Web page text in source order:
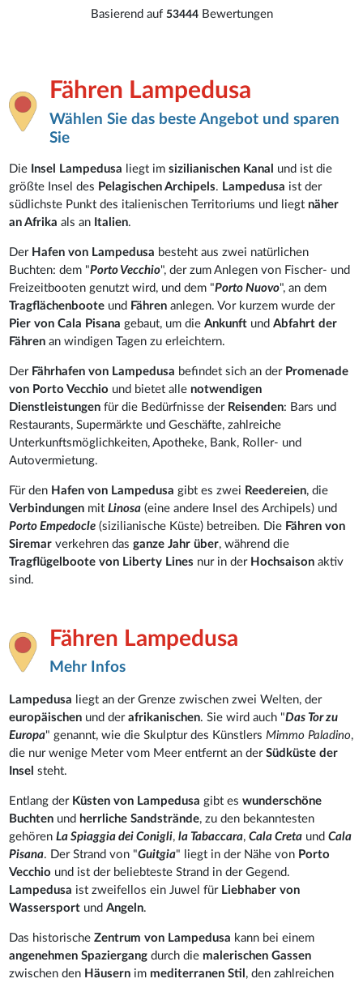
Basierend auf53444 Bewertungen
Fähren Lampedusa
Wählen Sie das beste Angebot und sparen
Sie
Die Insel Lampedusa liegt imsizilianischen Kanal und ist die
größte Insel des Pelagischen Archipels. Lampedusa ist der
südlichste Punkt des italienischen Territoriums und liegt näher
an Afrika als an Italien.
Der Hafen von Lampedusa besteht aus zwei natürlichen
Buchten: dem "Porto Vecchio", der zum Anlegen von Fischer- und
Freizeitbooten genutzt wird, und dem "Porto Nuovo", an dem
Tragflächenboote und Fährenanlegen. Vor kurzem wurde der
Pier von Cala Pisana gebaut, um dieAnkunft undAbfahrt der
Fähren an windigen Tagen zu erleichtern.
Der Fährhafen von Lampedusa befindet sich an der Promenade
von Porto Vecchio und bietet alle notwendigen
Dienstleistungenfür die Bedürfnisse der Reisenden: Bars und
Restaurants, Supermärkte und Geschäfte, zahlreiche
Unterkunftsmöglichkeiten, Apotheke, Bank, Roller- und
Autovermietung.
Für den Hafen von Lampedusa gibt es zwei Reedereien, die
Verbindungen mitLinosa (eine andere Insel des Archipels) und
Porto Empedocle (sizilianische Küste) betreiben. Die Fähren von
Siremar verkehren dasganze Jahr über, während die
Tragflügelboote von Liberty Lines nur in der Hochsaisonaktiv
sind.
Fähren Lampedusa
Mehr Infos
Lampedusa
liegt an der Grenze zwischen zwei Welten, der
europäischen und derafrikanischen. Sie wird auch "Das Tor zu
Europa" genannt, wie die Skulptur des KünstlersMimmo Paladino,
die nur wenige Meter vom Meer entfernt an derSüdküste der
Insel steht.
Entlang der Küsten von Lampedusa gibt eswunderschöne
Buchten und herrliche Sandstrände, zu den bekanntesten
gehörenLa Spiaggia dei Conigli,la Tabaccara,Cala Creta undCala
Pisana. Der Strand von "Guitgia" liegt in der Nähe von Porto
Vecchio und ist der beliebteste Strand in der Gegend.
Lampedusa ist zweifellos ein Juwel für Liebhaber von
Wassersport undAngeln.
Das historischeZentrum von Lampedusa kann bei einem
angenehmen Spaziergangdurch die malerischen Gassen
zwischen den Häusern im mediterranen Stil , den zahlreichen